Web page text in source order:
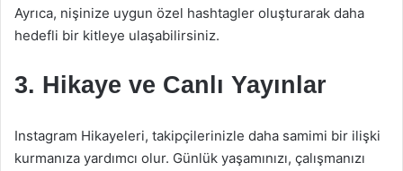
Ayrıca, nişinize uygun özel hashtagler oluşturarak daha
hedefli bir kitleye ulaşabilirsiniz.
3. Hikaye ve Canlı Yayınlar
Instagram Hikayeleri, takipçilerinizle daha samimi bir ilişki
kurmanıza yardımcı olur. Günlük yaşamınızı, çalışmanızı